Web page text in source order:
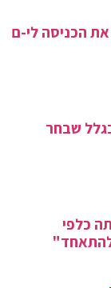
הכניסה לי-ם
שבחר
כלפי
להתאחד"